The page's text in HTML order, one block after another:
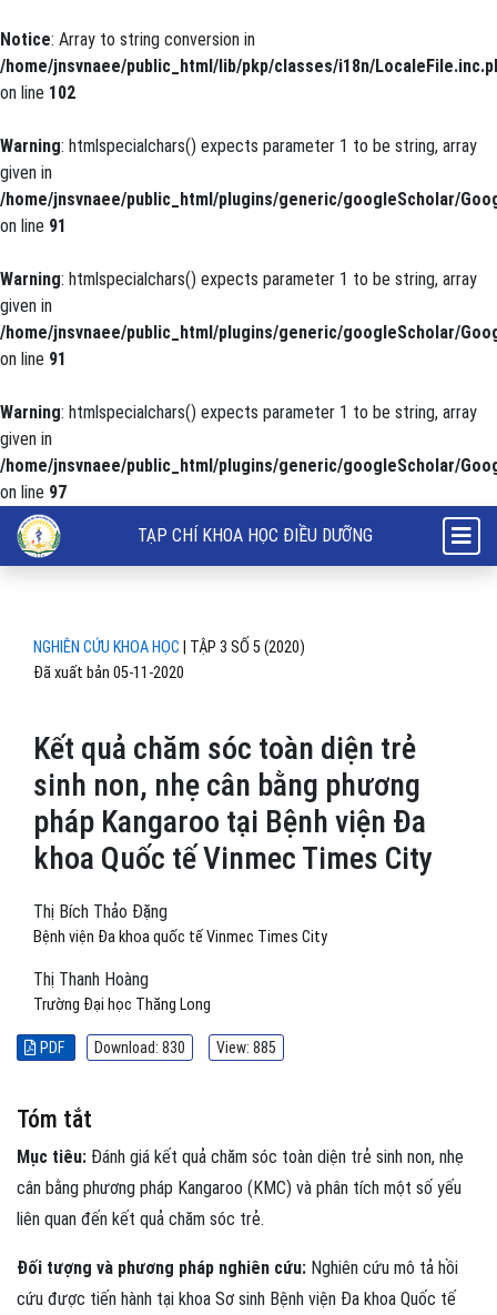
Notice: Array to string conversion in
/home/jnsvnaee/public_html/lib/pkp/classes/i18n/
on line 102
Warning: htmlspecialchars() expects parameter 1 to be string, array
given in
/home/jnsvnaee/public_html/plugins/generic/googleScholar/
on line 91
Warning: htmlspecialchars() expects parameter 1 to be string, array
given in
/home/jnsvnaee/public_html/plugins/generic/googleScholar/
on line 91
Warning: htmlspecialchars() expects parameter 1 to be string, array
given in
/home/jnsvnaee/public_html/plugins/generic/googleScholar/
on line 97
Kết quả chăm sóc toàn diện trẻ sinh non, nhẹ cân bằng phương
TẠP CHÍ KHOA HỌC ĐIỀU DƯỠNG
NGHIÊN CỨU KHOA HỌC TẬP 3 SỐ 5 (2020)
Kết quả chăm sóc toàn diện trẻ
sinh non, nhẹ cân bằng phương
pháp Kangaroo tại Bệnh viện Đa
khoa Quốc tế Vinmec Times City
Đã xuất bản 05-11-2020
Thị Bích Thảo Đặng
Bệnh viện Đa khoa quốc tế Vinmec Times City
Thị Thanh Hoàng
Trường Đại học Thăng Long
PDF Download: 830 View: 885
Tóm tắt
Mục tiêu: Đánh giá kết quả chăm sóc toàn diện trẻ sinh non, nhẹ
cân bằng phương pháp Kangaroo (KMC) và phân tích một số yếu
liên quan đến kết quả chăm sóc trẻ.
Đối tượng và phương pháp nghiên cứu: Nghiên cứu mô tả hồi
cứu được tiến hành tại khoa Sơ sinh Bệnh viện Đa khoa Quốc tế